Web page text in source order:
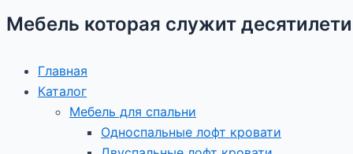
Мебель которая служит
Главная
Каталог
Мебель для спальни
Односпальные лофт кровати